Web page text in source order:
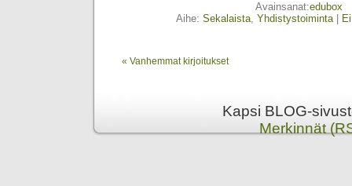
Avainsanat:edubox
Aihe: Sekalaista, Yhdistystoiminta|
« Vanhemmat kirjoitukset
Kapsi BLOG-
Merkinnät